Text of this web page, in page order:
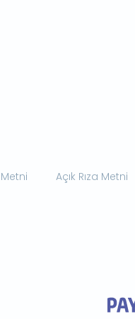
Açık Rıza Metni